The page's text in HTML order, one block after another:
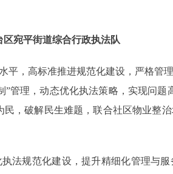
区宛平街道综合行政执法队
，高标准推进规范化建设，严格管
管理，动态优化执法策略，实现问
，破解民生难题，联合社区物业整
规范化建设，提升精细化管理与服